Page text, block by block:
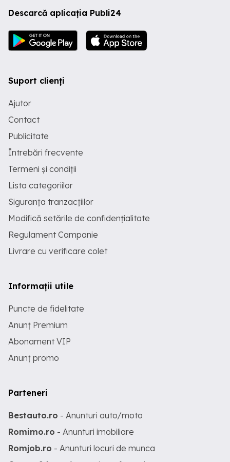
Descarcă aplicația Publi24
Suport clienți
Ajutor
Contact
Publicitate
Întrebări frecvente
Termeni și condiții
Lista categoriilor
Siguranța tranzacțiilor
Modifică setările de confidențialitate
Regulament Campanie
Livrare cu verificare colet
Informații utile
Puncte de fidelitate
Anunț Premium
Abonament VIP
Anunț promo
Parteneri
Bestauto.ro - Anunturi auto/moto
Romimo.ro - Anunturi imobiliare
Romjob.ro - Anunturi locuri de munca